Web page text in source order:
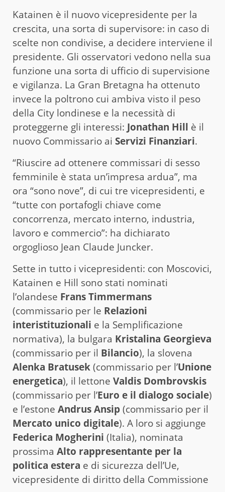
Katainen è il nuovo vicepresidente per la
crescita, una sorta di supervisore: in caso di
scelte non condivise, a decidere interviene il
presidente. Gli osservatori vedono nella sua
funzione una sorta di ufficio di supervisione
e vigilanza. La Gran Bretagna ha ottenuto
invece la poltrono cui ambiva visto il peso
della City londinese e la necessità di
proteggerne gli interessi: Jonathan Hill è il
nuovo Commissario ai Servizi Finanziari.
“Riuscire ad ottenere commissari di sesso
femminile è stata un’impresa ardua”, ma
ora “sono nove”, di cui tre vicepresidenti, e
“tutte con portafogli chiave come
concorrenza, mercato interno, industria,
lavoro e commercio”: ha dichiarato
orgoglioso Jean Claude Juncker.
Sette in tutto i vicepresidenti: con Moscovici,
Katainen e Hill sono stati nominati
l’olandese Frans Timmermans
(commissario per le Relazioni
interistituzionali e la Semplificazione
normativa), la bulgara Kristalina Georgieva
(commissario per il Bilancio), la slovena
Alenka Bratusek(commissario per l’Unione
energetica), il lettone Valdis Dombrovskis
(commissario per l’Euro e il dialogo sociale)
e l’estone Andrus Ansip(commissario per il
Mercato unico digitale). A loro si aggiunge
Federica Mogherini (Italia), nominata
prossima Alto rappresentante per la
politica estera e di sicurezza dell’Ue,
vicepresidente di diritto della Commissione